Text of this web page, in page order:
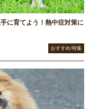
に育てよう！熱中症対策に
おすすめ/特集